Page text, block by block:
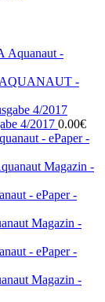
Aquanaut -
AQUANAUT -
4/2017 0.00€
- ePaper -
Magazin -
- ePaper -
Magazin -
- ePaper -
Magazin -